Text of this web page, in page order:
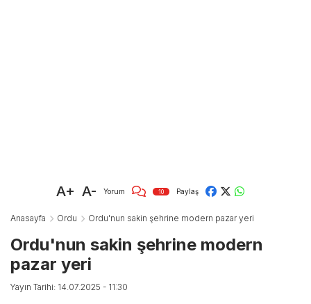
A+ A- Yorum 10 Paylaş
Anasayfa Ordu Ordu'nun sakin şehrine modern pazar yeri
Ordu'nun sakin şehrine modern
pazar yeri
Yayın Tarihi: 14.07.2025 - 11:30